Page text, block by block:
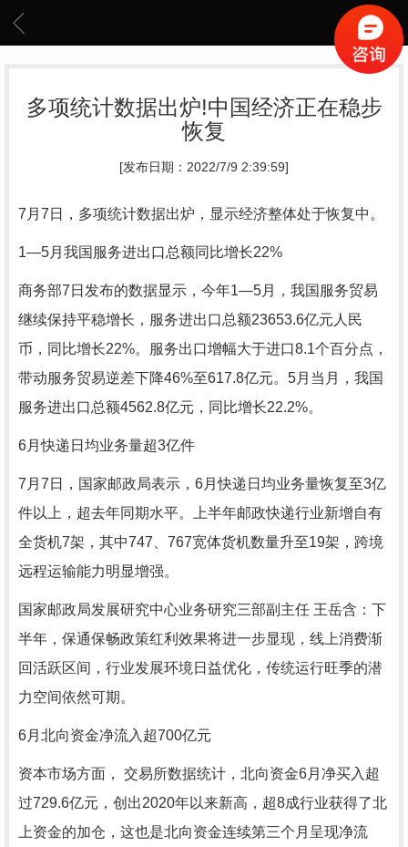
多项统计数据出炉!中国经济正在稳步
恢复
[发布日期：2022/7/9 2:39:59]
7月7日，多项统计数据出炉，显示经济整体处于恢复中。
1—5月我国服务进出口总额同比增长22%
商务部7日发布的数据显示，今年1—5月，我国服务贸易
继续保持平稳增长，服务进出口总额23653.6亿元人民
币，同比增长22%。服务出口增幅大于进口8.1个百分点，
带动服务贸易逆差下降46%至617.8亿元。5月当月，我国
服务进出口总额4562.8亿元，同比增长22.2%。
6月快递日均业务量超3亿件
7月7日，国家邮政局表示，6月快递日均业务量恢复至3亿
件以上，超去年同期水平。上半年邮政快递行业新增自有
全货机7架，其中747、767宽体货机数量升至19架，跨境
远程运输能力明显增强。
国家邮政局发展研究中心业务研究三部副主任 王岳含：下
半年，保通保畅政策红利效果将进一步显现，线上消费渐
回活跃区间，行业发展环境日益优化，传统运行旺季的潜
力空间依然可期。
6月北向资金净流入超700亿元
资本市场方面， 交易所数据统计，北向资金6月净买入超
过729.6亿元，创出2020年以来新高，超8成行业获得了北
上资金的加仓，这也是北向资金连续第三个月呈现净流